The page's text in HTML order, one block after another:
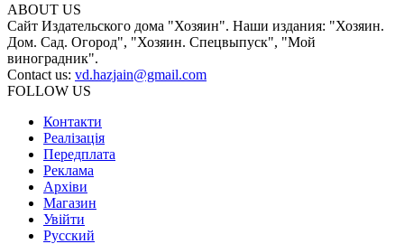
ABOUT US
Сайт Издательского дома "Хозяин". Наши издания: "Хозяин.
Дом. Сад. Огород", "Хозяин. Спецвыпуск", "Мой
виноградник".
Contact us: vd.hazjain@gmail.com
FOLLOW US
Контакти
Реалізація
Передплата
Реклама
Архіви
Магазин
Увійти
Русский